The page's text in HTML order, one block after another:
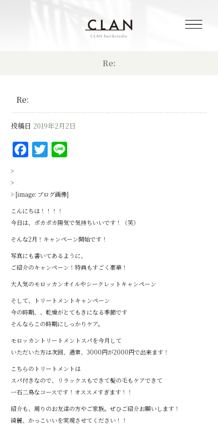
Re:
Re:
投稿日 2019年2月2日
F
a
e
b
o
o
k
T
w
te
r
>
>
> [image: ブログ画像]
こんにちは！！！！
今日は、ポカポカ陽気で気持ちいいです！（笑）
そんな2月！キャンペーン開始です！
写真にも書いてあるように、
ご紹介のキャンペーン！特典もすごく豪華！
大人気のモロッカンオイルやシークレットキャンペーン
そして、トリートメントキャンペーン
今の時期、、乾燥がとてもきになる季節です
そんならこの時期にしっかりケア。
モロッカントリートメントスパを今月して
いただいた方は次回、通常、3000円が2000円で出来ます！
こちらのトリートメントは
スパ付きなので、リラックスもできて髪の毛もケアできて
一石二鳥なコースです！オススメすぎます！！
紹介も、周りのお友達の方やご家族。ぜひご紹介お願いします！
綺麗、かっこいいを実現させてください！！